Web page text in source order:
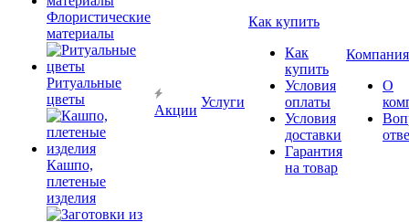
Флористические
материалы
Ритуальные
цветы
Кашпо,
плетеные
изделия
Акции
Услуги
Как купить
Как
купить
Условия
оплаты
Условия
доставки
Гарантия
на товар
Компания
О